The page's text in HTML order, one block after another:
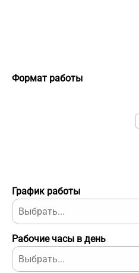
График работы
Рабочие часы в день
Формат работы